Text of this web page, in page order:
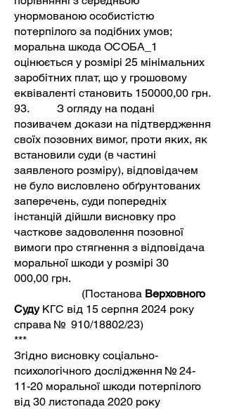
унормованою особистістю
потерпілого за подібних умов;
моральна шкода ОСОБА_1
оцінюється у розмірі 25 мінімальних
заробітних плат, що у грошовому
еквіваленті становить 150000,00 грн.
93. З огляду на подані
позивачем докази на підтвердження
своїх позовних вимог, проти яких, як
встановили суди (в частині
заявленого розміру), відповідачем
не було висловлено обґрунтованих
заперечень, суди попередніх
інстанцій дійшли висновку про
часткове задоволення позовної
вимоги про стягнення з відповідача
моральної шкоди у розмірі 30
000,00 грн.
(Постанова Верховного
СудуКГС від 15 серпня 2024 року
cправа № 910/18802/23)
***
Згідно висновку соціально-
психологічного дослідження № 24-
11-20 моральної шкоди потерпілого
від 30 листопада 2020 року